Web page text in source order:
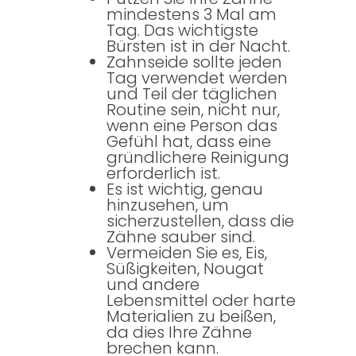
mindestens 3 Mal am
Tag. Das wichtigste
Bürsten ist in der Nacht.
Zahnseide sollte jeden
Tag verwendet werden
und Teil der täglichen
Routine sein, nicht nur,
wenn eine Person das
Gefühl hat, dass eine
gründlichere Reinigung
erforderlich ist.
Es ist wichtig, genau
hinzusehen, um
sicherzustellen, dass die
Zähne sauber sind.
Vermeiden Sie es, Eis,
Süßigkeiten, Nougat
und andere
Lebensmittel oder harte
Materialien zu beißen,
da dies Ihre Zähne
brechen kann.